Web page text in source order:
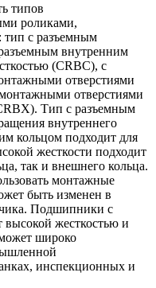
типов
роликами,
тип с разъемным
внутренним
(CRBC), с
отверстиями
отверстиями
Тип с разъемным
внутреннего
кольцом подходит для
жесткости подходит
так и внешнего кольца.
монтажные
быть изменен в
Подшипники с
жесткостью и
широко
инспекционных и